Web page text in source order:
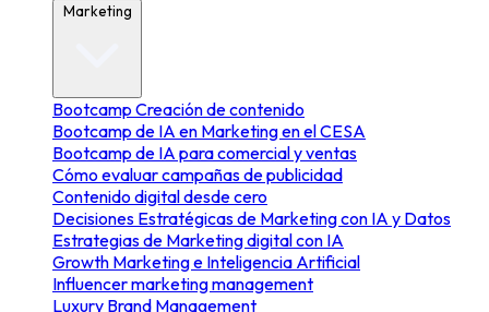
Marketing
Bootcamp Creación de contenido
Bootcamp de IA en Marketing en el CESA
Bootcamp de IA para comercial y ventas
Cómo evaluar campañas de publicidad
Contenido digital desde cero
Decisiones Estratégicas de Marketing con IA y Datos
Estrategias de Marketing digital con IA
Growth Marketing e Inteligencia Artificial
Influencer marketing management
Luxury Brand Management